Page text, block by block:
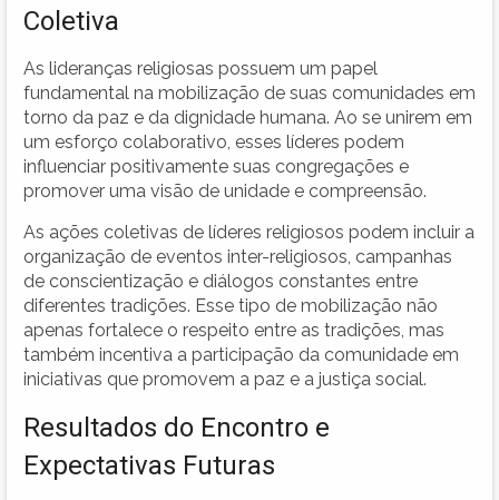
Coletiva
As lideranças religiosas possuem um papel
fundamental na mobilização de suas comunidades em
torno da paz e da dignidade humana. Ao se unirem em
um esforço colaborativo, esses líderes podem
influenciar positivamente suas congregações e
promover uma visão de unidade e compreensão.
As ações coletivas de líderes religiosos podem incluir a
organização de eventos inter-religiosos, campanhas
de conscientização e diálogos constantes entre
diferentes tradições. Esse tipo de mobilização não
apenas fortalece o respeito entre as tradições, mas
também incentiva a participação da comunidade em
iniciativas que promovem a paz e a justiça social.
Resultados do Encontro e
Expectativas Futuras